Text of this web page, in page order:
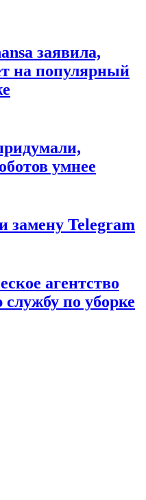
заявила,
на популярный
умнее
замену Telegram
агентство
службу по уборке